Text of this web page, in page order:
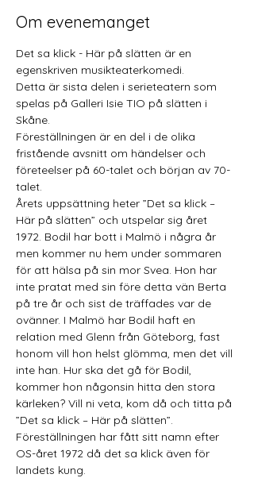
Om evenemanget
Det sa klick - Här på slätten är en
egenskriven musikteaterkomedi.
Detta är sista delen i serieteatern som
spelas på Galleri Isie TIO på slätten i
Skåne.
Föreställningen är en del i de olika
fristående avsnitt om händelser och
företeelser på 60-talet och början av 70-
talet.
Årets uppsättning heter ”Det sa klick –
Här på slätten” och utspelar sig året
1972. Bodil har bott i Malmö i några år
men kommer nu hem under sommaren
för att hälsa på sin mor Svea. Hon har
inte pratat med sin före detta vän Berta
på tre år och sist de träffades var de
ovänner. I Malmö har Bodil haft en
relation med Glenn från Göteborg, fast
honom vill hon helst glömma, men det vill
inte han. Hur ska det gå för Bodil,
kommer hon någonsin hitta den stora
kärleken? Vill ni veta, kom då och titta på
”Det sa klick – Här på slätten”.
Föreställningen har fått sitt namn efter
OS-året 1972 då det sa klick även för
landets kung.